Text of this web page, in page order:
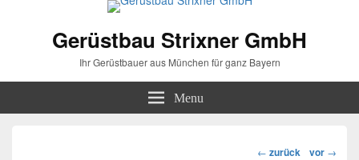
Gerüstbau Strixner GmbH
Ihr Gerüstbauer aus München für ganz Bayern
Menu
Beitragsnavigation
← zurück vor →